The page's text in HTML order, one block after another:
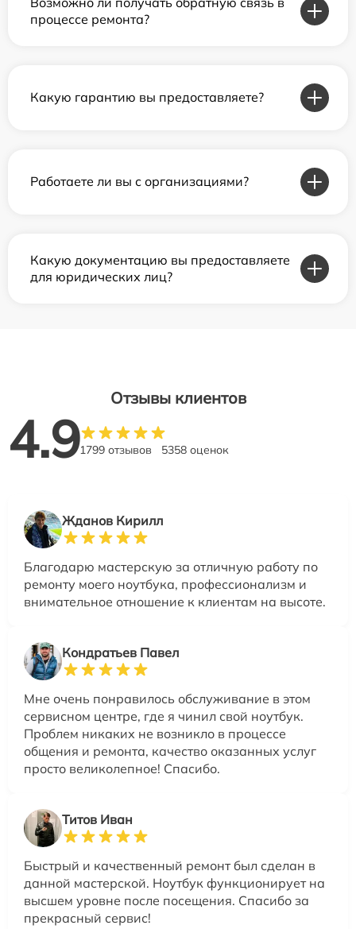
процессе ремонта?
Какую гарантию вы предоставляете?
Работаете ли вы с организациями?
Какую документацию вы предоставляете
для юридических лиц?
Отзывы клиентов
4.91799 отзывов 5358 оценок
Жданов Кирилл
Благодарю мастерскую за отличную работу по
ремонту моего ноутбука, профессионализм и
внимательное отношение к клиентам на высоте.
Кондратьев Павел
Мне очень понравилось обслуживание в этом
сервисном центре, где я чинил свой ноутбук.
Проблем никаких не возникло в процессе
общения и ремонта, качество оказанных услуг
просто великолепное! Спасибо.
Титов Иван
Быстрый и качественный ремонт был сделан в
данной мастерской. Ноутбук функционирует на
высшем уровне после посещения. Спасибо за
прекрасный сервис!